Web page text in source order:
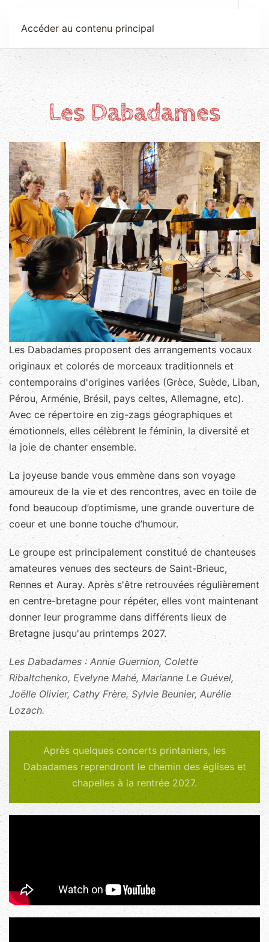
Accéder au contenu principal
Anne Le Bot
Les Dabadames
Les Dabadames proposent des arrangements vocaux
originaux et colorés de morceaux traditionnels et
contemporains d'origines variées (Grèce, Suède, Liban,
Pérou, Arménie, Brésil, pays celtes, Allemagne, etc).
Avec ce répertoire en zig-zags géographiques et
émotionnels, elles célèbrent le féminin, la diversité et
la joie de chanter ensemble.
La joyeuse bande vous emmène dans son voyage
amoureux de la vie et des rencontres, avec en toile de
fond beaucoup d’optimisme, une grande ouverture de
coeur et une bonne touche d’humour.
Le groupe est principalement constitué de chanteuses
amateures venues des secteurs de Saint-Brieuc,
Rennes et Auray. Après s'être retrouvées régulièrement
en centre-bretagne pour répéter, elles vont maintenant
donner leur programme dans différents lieux de
Bretagne jusqu'au printemps 2027.
Les Dabadames : Annie Guernion, Colette
Ribaltchenko, Evelyne Mahé, Marianne Le Guével,
Joëlle Olivier, Cathy Frère, Sylvie Beunier, Aurélie
Lozach.
Après quelques concerts printaniers, les
Dabadames reprendront le chemin des églises et
chapelles à la rentrée 2027.